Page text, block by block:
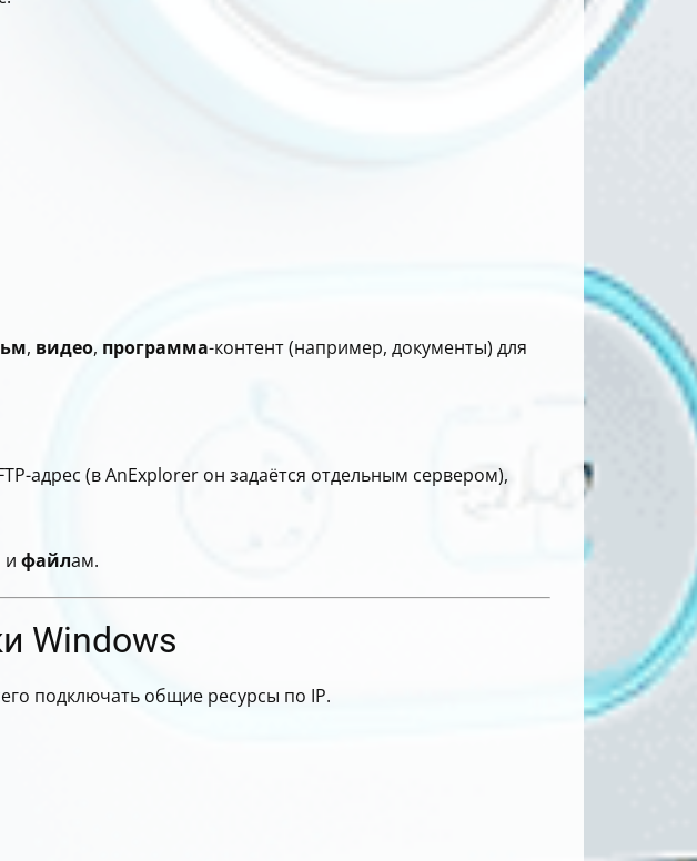
, видео, программа-контент (например, документы) для
адрес (в AnExplorer он задаётся отдельным сервером),
и файлам.
Windows
подключать общие ресурсы по IP.